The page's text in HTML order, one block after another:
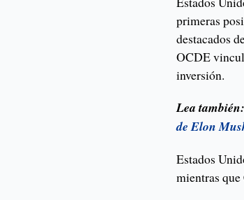
primeras
destacados
OCDE
inversión.
Lea
de Elon
Estados
mientras